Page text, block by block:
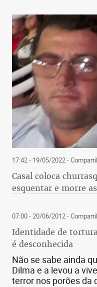
17:42 - 19/05/2022-
Casal coloca
esquentar e morre
07:00 - 20/06/2012-
Identidade de
é desconhecida
Não se sabe ainda
Dilma e a levou a
terror nos porões da